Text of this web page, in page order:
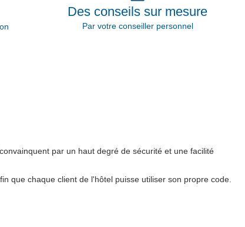
Des conseils sur mesure
Par votre conseiller personnel
par un haut degré de sécurité et une facilité
que chaque client de l'hôtel puisse utiliser son propre code.